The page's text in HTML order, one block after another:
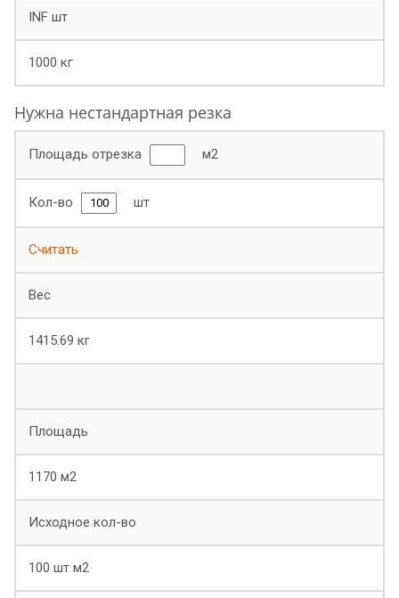
INF шт
1000 кг
Нужна нестандартная резка
Площадь отрезка м2
Кол-во шт
Считать
Вес
1415.69 кг
Площадь
1170 м2
Исходное кол-во
100 шт м2